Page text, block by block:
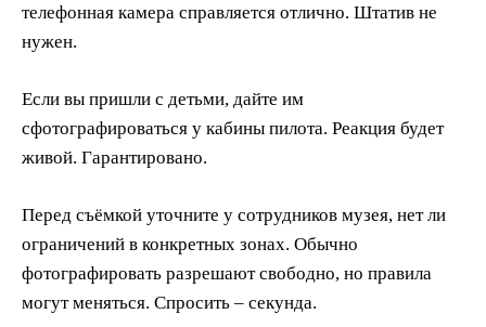
телефонная камера справляется отлично. Штатив не
нужен.
Если вы пришли с детьми, дайте им
сфотографироваться у кабины пилота. Реакция будет
живой. Гарантировано.
Перед съёмкой уточните у сотрудников музея, нет ли
ограничений в конкретных зонах. Обычно
фотографировать разрешают свободно, но правила
могут меняться. Спросить – секунда.